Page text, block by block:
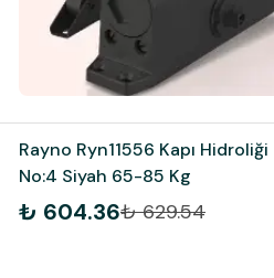
Rayno Ryn11556 Kapı Hidroliği
No:4 Siyah 65-85 Kg
₺ 604.36₺ 629.54